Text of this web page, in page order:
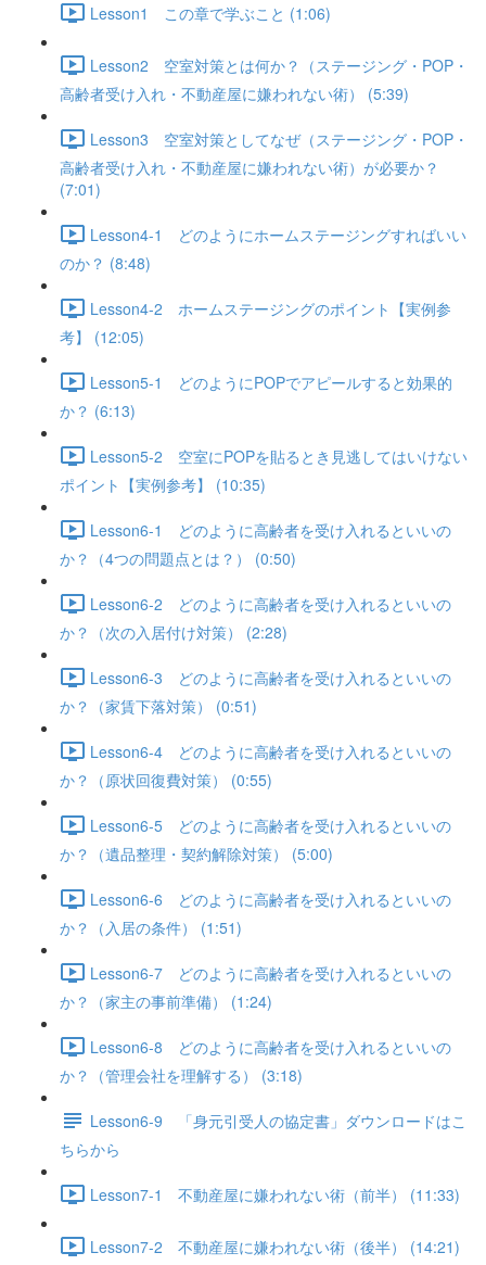
Lesson1 この章で学ぶこと (1:06)
Lesson2 空室対策とは何か？（ステージング・POP・
高齢者受け入れ・不動産屋に嫌われない術） (5:39)
Lesson3 空室対策としてなぜ（ステージング・POP・
高齢者受け入れ・不動産屋に嫌われない術）が必要か？
(7:01)
Lesson4-1 どのようにホームステージングすればいい
のか？ (8:48)
Lesson4-2 ホームステージングのポイント【実例参
考】 (12:05)
Lesson5-1 どのようにPOPでアピールすると効果的
か？ (6:13)
Lesson5-2 空室にPOPを貼るとき見逃してはいけない
ポイント【実例参考】 (10:35)
Lesson6-1 どのように高齢者を受け入れるといいの
か？（4つの問題点とは？） (0:50)
Lesson6-2 どのように高齢者を受け入れるといいの
か？（次の入居付け対策） (2:28)
Lesson6-3 どのように高齢者を受け入れるといいの
か？（家賃下落対策） (0:51)
Lesson6-4 どのように高齢者を受け入れるといいの
か？（原状回復費対策） (0:55)
Lesson6-5 どのように高齢者を受け入れるといいの
か？（遺品整理・契約解除対策） (5:00)
Lesson6-6 どのように高齢者を受け入れるといいの
か？（入居の条件） (1:51)
Lesson6-7 どのように高齢者を受け入れるといいの
か？（家主の事前準備） (1:24)
Lesson6-8 どのように高齢者を受け入れるといいの
か？（管理会社を理解する） (3:18)
Lesson6-9 「身元引受人の協定書」ダウンロードはこ
ちらから
Lesson7-1 不動産屋に嫌われない術（前半） (11:33)
Lesson7-2 不動産屋に嫌われない術（後半） (14:21)